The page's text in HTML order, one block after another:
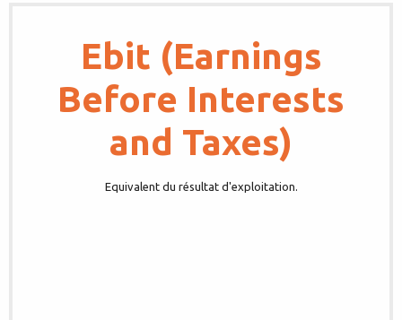
Ebit (Earnings
Before Interests
and Taxes)
Equivalent du résultat d'exploitation.